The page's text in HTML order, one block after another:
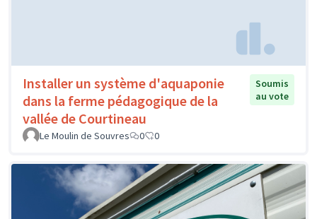
Installer un système d'aquaponie
dans la ferme pédagogique de la
vallée de Courtineau
Soumis
au vote
Le Moulin de Souvres 0 0